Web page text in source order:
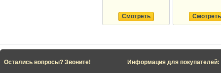
Смотреть Смотреть
Остались вопросы? Звоните! Информация для покупателей: